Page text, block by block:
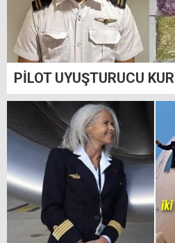
PİLOT UYUŞTURUCU